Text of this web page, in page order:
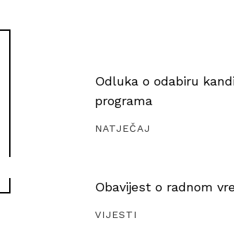
Odluka o odabiru
programa
NATJEČAJ
Obavijest o radnom
VIJESTI